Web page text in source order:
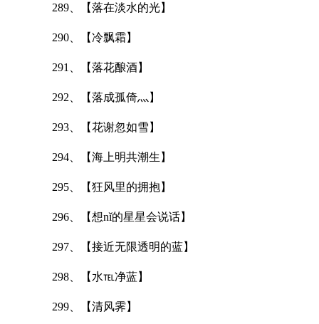
289、【落在淡水的光】
290、【冷飘霜】
291、【落花酿酒】
292、【落成孤倚灬】
293、【花谢忽如雪】
294、【海上明共潮生】
295、【狂风里的拥抱】
296、【想nǐ的星星会说话】
297、【接近无限透明的蓝】
298、【水℡净蓝】
299、【清风霁】